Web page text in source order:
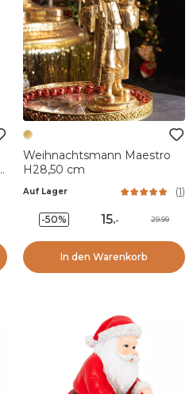
Weihnachtsmann Maestro
H28,50 cm
Auf Lager (1)
-50% 15.- 29.99
In den Warenkorb